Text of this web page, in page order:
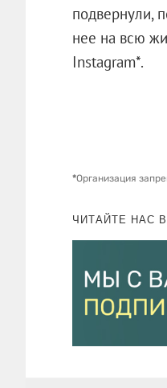
подвернули,
нее на всю
Instagram*.
*Организация
ЧИТАЙТЕ НАС